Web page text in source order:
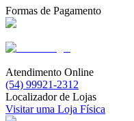
Formas de Pagamento
Atendimento Online
(54) 99921-2312
Localizador de Lojas
Visitar uma Loja Física